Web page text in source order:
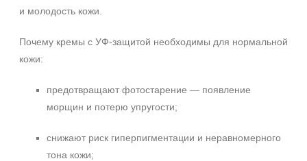
Моделирование
Возрастные изменения
и молодость кожи.
Почему кремы с УФ‑защитой необходимы для нормальной
кожи:
предотвращают фотостарение — появление
морщин и потерю упругости;
снижают риск гиперпигментации и неравномерного
тона кожи;